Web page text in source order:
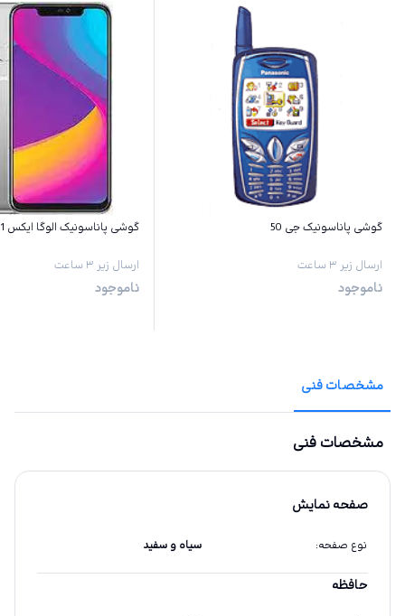
گوشی پاناسونیک جی 50
ارسال زیر ۳ ساعت
ناموجود
گوشی پاناسونیک الوگا ایکس 1 پرو
ارسال زیر ۳ ساعت
ناموجود
مشخصات فنی
مشخصات فنی
صفحه نمایش
نوع صفحه: سیاه و سفید
حافظه